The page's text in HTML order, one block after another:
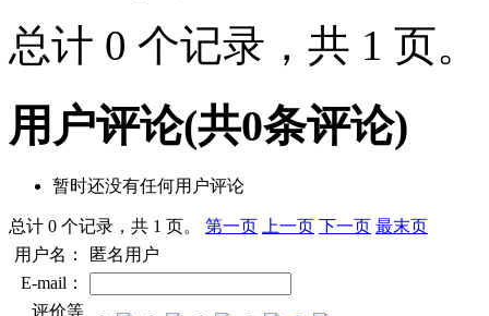
总计 0 个记录，共 1 页。
用户评论(共0条评论)
暂时还没有任何用户评论
总计 0 个记录，共 1 页。 第一页 上一页 下一页 最末页
用户名：
匿名用户
E-mail：
评价等